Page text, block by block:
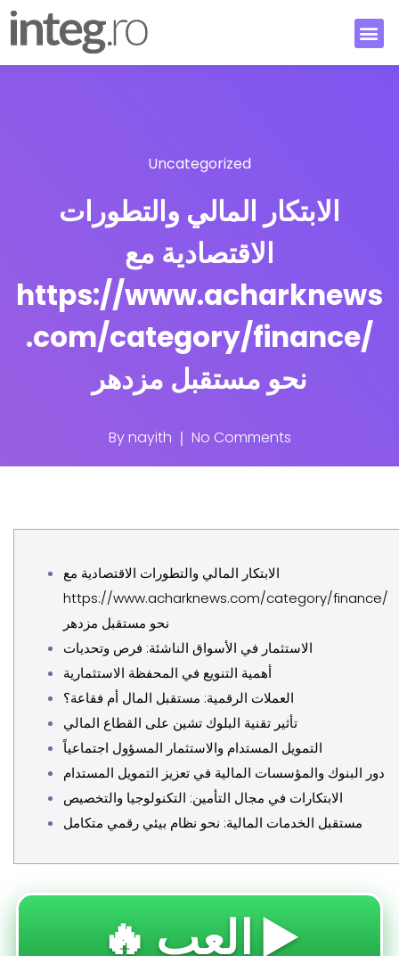
Uncategorized
الابتكار المالي والتطورات
الاقتصادية مع
https://www.acharknews
.com/category/finance/
نحو مستقبل مزدهر
Bynayith No Comments
الابتكار المالي والتطورات الاقتصادية مع
https://www.acharknews.com/category/finance/
نحو مستقبل مزدهر
الاستثمار في الأسواق الناشئة: فرص وتحديات
أهمية التنويع في المحفظة الاستثمارية
العملات الرقمية: مستقبل المال أم فقاعة؟
تأثير تقنية البلوك تشين على القطاع المالي
التمويل المستدام والاستثمار المسؤول اجتماعياً
دور البنوك والمؤسسات المالية في تعزيز التمويل المستدام
الابتكارات في مجال التأمين: التكنولوجيا والتخصيص
مستقبل الخدمات المالية: نحو نظام بيئي رقمي متكامل
🔥 العب ▶️